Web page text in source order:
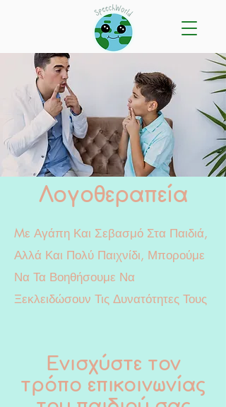
Λογοθεραπεία
Mε Αγάπη Και Σεβασμό Στα Παιδιά,
Αλλά Και Πολύ Παιχνίδι, Μπορούμε
Να Τα Βοηθήσουμε Να
Ξεκλειδώσουν Τις Δυνατότητες Τους
Ενισχύστε τον
τρόπο επικοινωνίας